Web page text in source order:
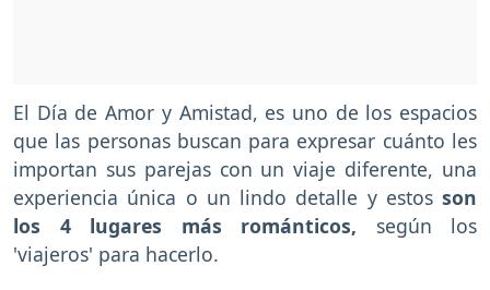
El Día de Amor y Amistad, es uno de los espacios
que las personas buscan para expresar cuánto les
importan sus parejas con un viaje diferente, una
experiencia única o un lindo detalle y estos son
los 4 lugares más románticos, según los
'viajeros' para hacerlo.